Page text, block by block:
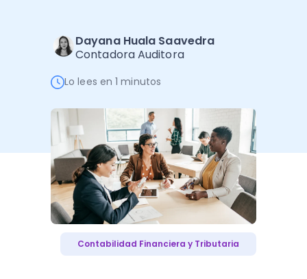
Ver todo
Ver Todo
Dayana Huala Saavedra
Contadora Auditora
Lo lees en 1 minutos
Contabilidad Financiera y Tributaria